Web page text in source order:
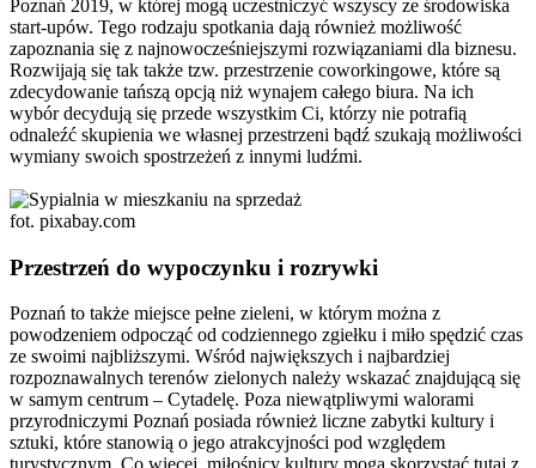
Poznań 2019, w której mogą uczestniczyć wszyscy ze środowiska
start-upów. Tego rodzaju spotkania dają również możliwość
zapoznania się z najnowocześniejszymi rozwiązaniami dla biznesu.
Rozwijają się tak także tzw. przestrzenie coworkingowe, które są
zdecydowanie tańszą opcją niż wynajem całego biura. Na ich
wybór decydują się przede wszystkim Ci, którzy nie potrafią
odnaleźć skupienia we własnej przestrzeni bądź szukają możliwości
wymiany swoich spostrzeżeń z innymi ludźmi.
fot. pixabay.com
Przestrzeń do wypoczynku i rozrywki
Poznań to także miejsce pełne zieleni, w którym można z
powodzeniem odpocząć od codziennego zgiełku i miło spędzić czas
ze swoimi najbliższymi. Wśród największych i najbardziej
rozpoznawalnych terenów zielonych należy wskazać znajdującą się
w samym centrum – Cytadelę. Poza niewątpliwymi walorami
przyrodniczymi Poznań posiada również liczne zabytki kultury i
sztuki, które stanowią o jego atrakcyjności pod względem